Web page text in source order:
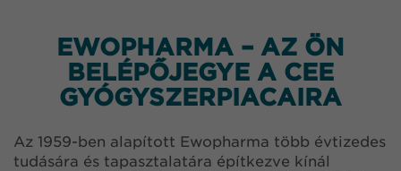
EWOPHARMA – AZ ÖN
BELÉPŐJEGYE A CEE
GYÓGYSZERPIACAIRA
Az 1959-ben alapított Ewopharma több évtizedes
tudására és tapasztalatára építkezve kínál